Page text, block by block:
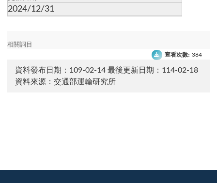
2024/12/31
相關詞目
查看次數: 384
資料發布日期：109-02-14 最後更新日期：114-02-18
資料來源：交通部運輸研究所